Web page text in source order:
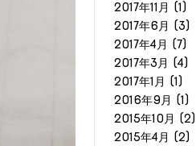
2017年11月 (1)
2017年6月 (3)
2017年4月 (7)
2017年3月 (4)
2017年1月 (1)
2016年9月 (1)
2015年10月 (2)
2015年4月 (2)